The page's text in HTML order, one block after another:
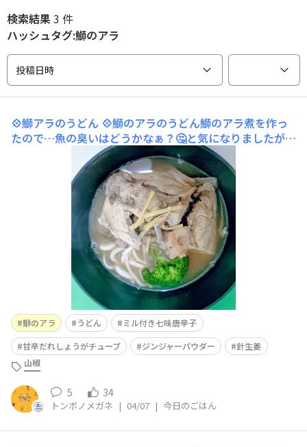
検索結果3 件
ハッシュタグ:鰤のアラ
投稿日時
💠鰤アラのうどん 💠鰤のアラのうどん鰤のアラ煮を作っ
たので…魚の臭いはどうかなぁ？🤔と気になりましたが…
うどんのお汁に鰤のアラの煮付けの汁と身？アラを入れて
乾麺のうどんを茹でて入れたら…しょうがが効いててSB
甘辛だれしょうがチューブのにんにくも少し感じられ鰤の
出汁たっぷりでとっても美味しかったですミル付き七味唐
鰤のアラ うどん
ミル付き七味唐辛子
甘辛だれしょうがチューブ
ジンジャーパウダー
針生姜
山椒
5 34
トンボノメガネ | 04/07 | 今日のごはん